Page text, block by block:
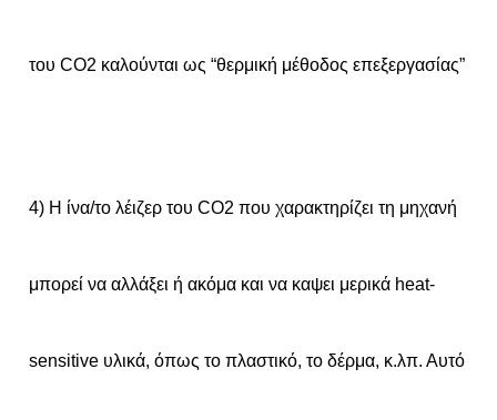
του CO2 καλούνται ως “θερμική μέθοδος επεξεργασίας”
4) Η ίνα/το λέιζερ του CO2 που χαρακτηρίζει τη μηχανή
μπορεί να αλλάξει ή ακόμα και να καψει μερικά heat-
sensitive υλικά, όπως το πλαστικό, το δέρμα, κ.λπ. Αυτό